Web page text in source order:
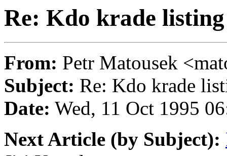
Re: Kdo krade
From: Petr Matousek
Subject: Re: Kdo krade
Date: Wed, 11 Oct 1995
Next Article (by Subject):